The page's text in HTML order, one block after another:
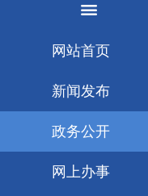
网站首页
新闻发布
政务公开
网上办事